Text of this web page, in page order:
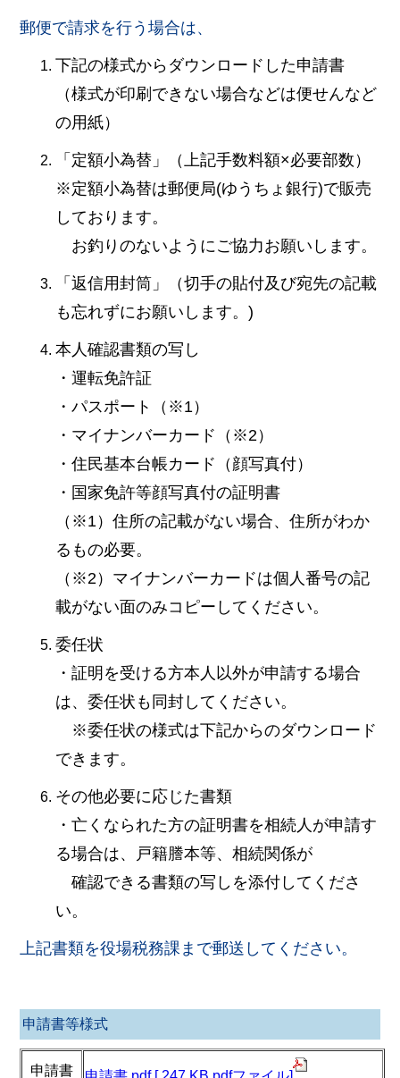
郵便で請求を行う場合は、
下記の様式からダウンロードした申請書
（様式が印刷できない場合などは便せんなど
の用紙）
「定額小為替」（上記手数料額×必要部数）
※定額小為替は郵便局(ゆうちょ銀行)で販売
しております。
お釣りのないようにご協力お願いします。
「返信用封筒」（切手の貼付及び宛先の記載
も忘れずにお願いします。)
本人確認書類の写し
・運転免許証
・パスポート（※1）
・マイナンバーカード（※2）
・住民基本台帳カード（顔写真付）
・国家免許等顔写真付の証明書
（※1）住所の記載がない場合、住所がわか
るもの必要。
（※2）マイナンバーカードは個人番号の記
載がない面のみコピーしてください。
委任状
・証明を受ける方本人以外が申請する場合
は、委任状も同封してください。
※委任状の様式は下記からのダウンロード
できます。
その他必要に応じた書類
・亡くなられた方の証明書を相続人が申請す
る場合は、戸籍謄本等、相続関係が
確認できる書類の写しを添付してくださ
い。
上記書類を役場税務課まで郵送してください。
申請書等様式
申請書